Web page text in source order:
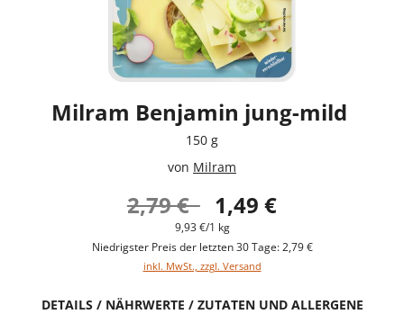
Milram Benjamin jung-mild
150 g
von Milram
2,79 € 1,49 €
9,93 €/1 kg
Niedrigster Preis der letzten 30 Tage: 2,79 €
inkl. MwSt., zzgl. Versand
DETAILS / NÄHRWERTE / ZUTATEN UND ALLERGENE